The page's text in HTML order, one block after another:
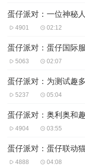
4901 02:12
5063 02:07
5237 05:04
4904 03:55
4888 04:08